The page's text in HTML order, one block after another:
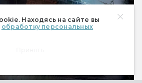
Находясь на сайте вы
обработку персональных